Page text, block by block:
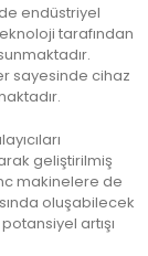
endüstriyel
tarafından
sayesinde cihaz
geliştirilmiş
makinelere de
oluşabilecek
artışı